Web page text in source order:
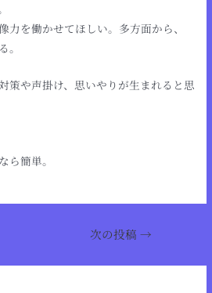
力を働かせてほしい。多方面から、
。
策や声掛け、思いやりが生まれると思
ら簡単。
次の投稿→